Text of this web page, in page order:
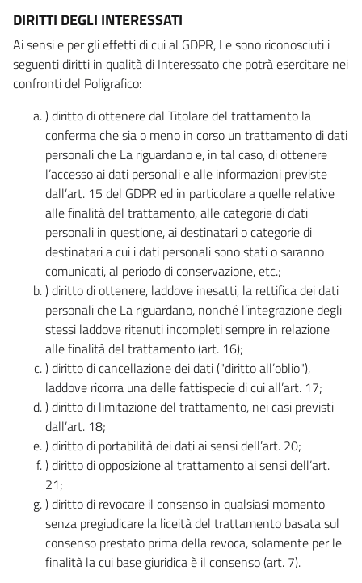
DIRITTI DEGLI INTERESSATI
Ai sensi e per gli effetti di cui al GDPR, Le sono riconosciuti i
seguenti diritti in qualità di Interessato che potrà esercitare nei
confronti del Poligrafico:
) diritto di ottenere dal Titolare del trattamento la
conferma che sia o meno in corso un trattamento di dati
personali che La riguardano e, in tal caso, di ottenere
l’accesso ai dati personali e alle informazioni previste
dall’art. 15 del GDPR ed in particolare a quelle relative
alle finalità del trattamento, alle categorie di dati
personali in questione, ai destinatari o categorie di
destinatari a cui i dati personali sono stati o saranno
comunicati, al periodo di conservazione, etc.;
) diritto di ottenere, laddove inesatti, la rettifica dei dati
personali che La riguardano, nonché l’integrazione degli
stessi laddove ritenuti incompleti sempre in relazione
alle finalità del trattamento (art. 16);
) diritto di cancellazione dei dati ("diritto all’oblio"),
laddove ricorra una delle fattispecie di cui all’art. 17;
) diritto di limitazione del trattamento, nei casi previsti
dall’art. 18;
) diritto di portabilità dei dati ai sensi dell’art. 20;
) diritto di opposizione al trattamento ai sensi dell’art.
21;
) diritto di revocare il consenso in qualsiasi momento
senza pregiudicare la liceità del trattamento basata sul
consenso prestato prima della revoca, solamente per le
finalità la cui base giuridica è il consenso (art. 7).